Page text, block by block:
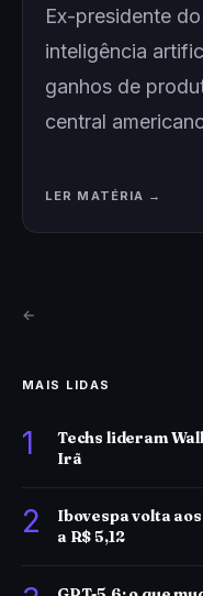
Ex-presidente
inteligência
ganhos de
central
LER MATÉRIA →
←
MAIS LIDAS
1
Techs lideram
Irã
2
Ibovespa volta
a R$ 5,12